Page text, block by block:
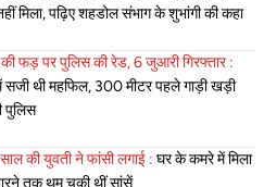
मिला, पढ़िए शहडोल संभाग के शुभांगी की कहा
फड़ पर पुलिस की रेड, 6 जुआरी गिरफ्तार :
थी महफिल, 300 मीटर पहले गाड़ी खड़ी
पुलिस
की युवती ने फांसी लगाई : घर के कमरे में मिला
तक थम चुकी थीं सांसें